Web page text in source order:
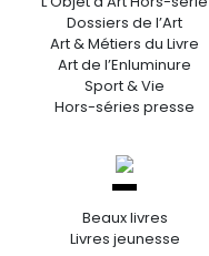
Dossiers de l’Art
Art & Métiers du Livre
Art de l’Enluminure
Sport & Vie
Hors-séries presse
Beaux livres
Livres jeunesse